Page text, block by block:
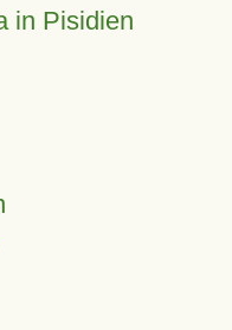
in Pisidien